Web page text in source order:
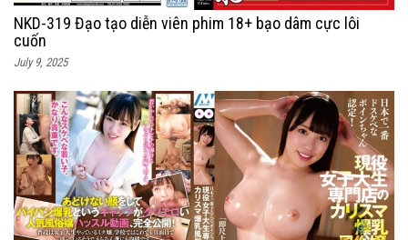
NKD-319 Đạo tạo diễn viên phim 18+ bạo dâm cực lôi
cuốn
July 9, 2025